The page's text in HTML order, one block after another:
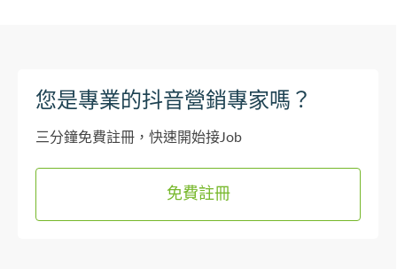
您是專業的抖音營銷專家嗎？
三分鐘免費註冊，快速開始接Job
免費註冊